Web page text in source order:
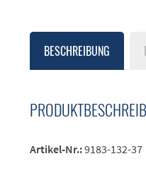
BESCHREIBUNG
Artikel-Nr.:9183-132-37